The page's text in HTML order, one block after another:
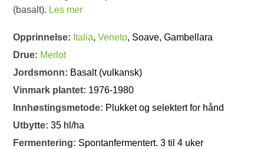
(basalt). Les mer
Opprinnelse: Italia,Veneto, Soave, Gambellara
Drue: Merlot
Jordsmonn: Basalt (vulkansk)
Vinmark plantet: 1976-1980
Innhøstingsmetode: Plukket og selektert for hånd
Utbytte:35 hl/ha
Fermentering: Spontanfermentert. 3 til 4 uker